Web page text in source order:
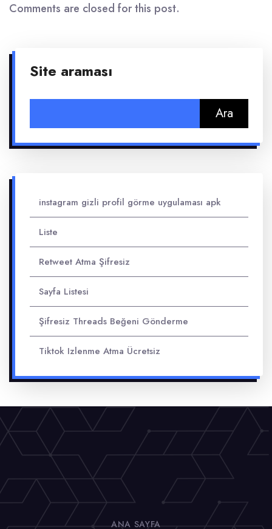
Comments are closed for this post.
Site araması
instagram gizli profil görme uygulaması apk
Liste
Retweet Atma Şifresiz
Sayfa Listesi
Şifresiz Threads Beğeni Gönderme
Tiktok Izlenme Atma Ücretsiz
ANA SAYFA